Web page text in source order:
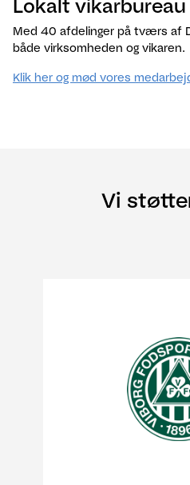
Lokalt vikarbureau
Med 40 afdelinger på tværs af
både virksomheden og vikaren.
Klik her og mød vores
Vi